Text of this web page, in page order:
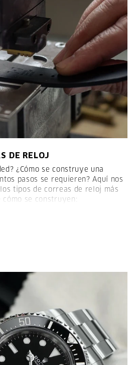
DE RELOJ
¿Cómo se construye una
pasos se requieren? Aquí nos
tipos de correas de reloj más
se construyen: